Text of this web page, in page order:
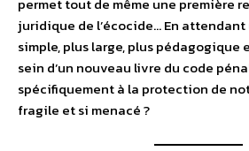
juridique de l’écocide… En
simple, plus large, plus pédagogique
sein d’un nouveau livre du code
spécifiquement à la protection de
fragile et si menacé ?